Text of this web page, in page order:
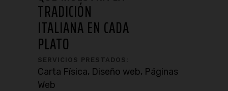
TRADICIÓN
ITALIANA EN CADA
PLATO
SERVICIOS PRESTADOS:
Carta Física, Diseño web, Páginas
Web